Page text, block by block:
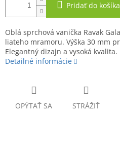
Pridať do košíka
Oblá sprchová vanička Ravak
liateho mramoru. Výška 30 mm
Elegantný dizajn a vysoká kvalita.
Detailné informácie
OPÝTAŤ SA STRÁŽIŤ